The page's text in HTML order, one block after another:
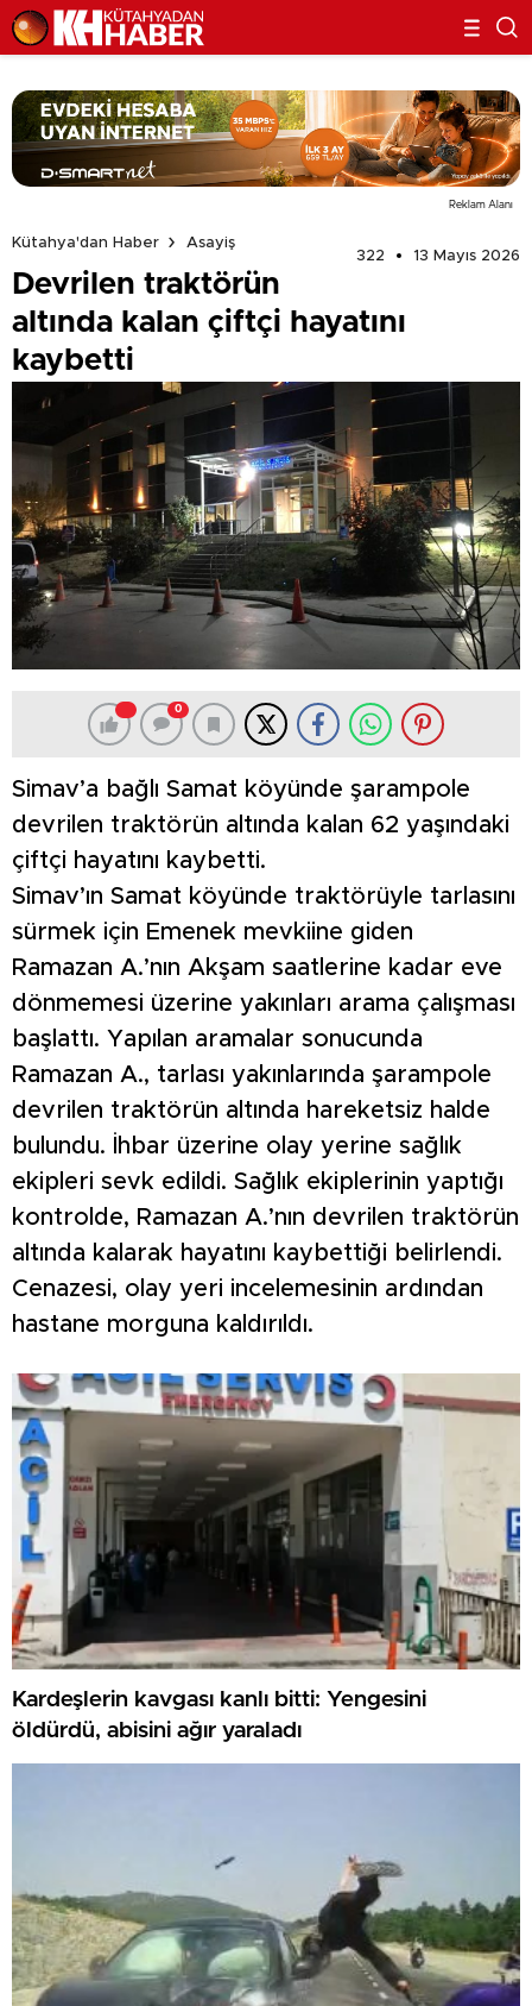
Reklam Alanı
Kütahya'dan Haber
Asayiş
322
13 Mayıs 2026
Devrilen traktörün
altında kalan çiftçi hayatını
kaybetti
0
Simav’a bağlı Samat köyünde şarampole
devrilen traktörün altında kalan 62 yaşındaki
çiftçi hayatını kaybetti.
Simav’ın Samat köyünde traktörüyle tarlasını
sürmek için Emenek mevkiine giden
Ramazan A.’nın Akşam saatlerine kadar eve
dönmemesi üzerine yakınları arama çalışması
başlattı. Yapılan aramalar sonucunda
Ramazan A., tarlası yakınlarında şarampole
devrilen traktörün altında hareketsiz halde
bulundu. İhbar üzerine olay yerine sağlık
ekipleri sevk edildi. Sağlık ekiplerinin yaptığı
kontrolde, Ramazan A.’nın devrilen traktörün
altında kalarak hayatını kaybettiği belirlendi.
Cenazesi, olay yeri incelemesinin ardından
hastane morguna kaldırıldı.
Kardeşlerin kavgası kanlı bitti: Yengesini
öldürdü, abisini ağır yaraladı